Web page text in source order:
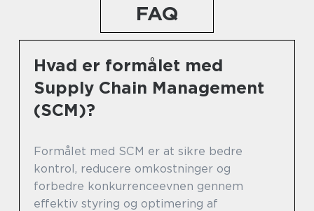
FAQ
Hvad er formålet med
Supply Chain Management
(SCM)?
Formålet med SCM er at sikre bedre
kontrol, reducere omkostninger og
forbedre konkurrenceevnen gennem
effektiv styring og optimering af